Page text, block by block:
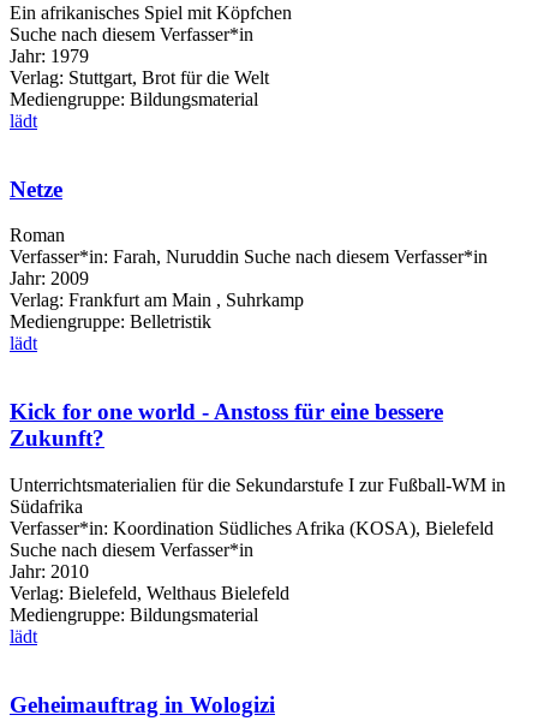
Ein afrikanisches Spiel mit Köpfchen
Suche nach diesem Verfasser*in
Jahr: 1979
Verlag: Stuttgart, Brot für die Welt
Mediengruppe: Bildungsmaterial
lädt
Netze
Roman
Verfasser*in: Farah, Nuruddin Suche nach diesem Verfasser*in
Jahr: 2009
Verlag: Frankfurt am Main , Suhrkamp
Mediengruppe: Belletristik
lädt
Kick for one world - Anstoss für eine bessere
Zukunft?
Unterrichtsmaterialien für die Sekundarstufe I zur Fußball-WM in
Südafrika
Verfasser*in: Koordination Südliches Afrika (KOSA), Bielefeld
Suche nach diesem Verfasser*in
Jahr: 2010
Verlag: Bielefeld, Welthaus Bielefeld
Mediengruppe: Bildungsmaterial
lädt
Geheimauftrag in Wologizi